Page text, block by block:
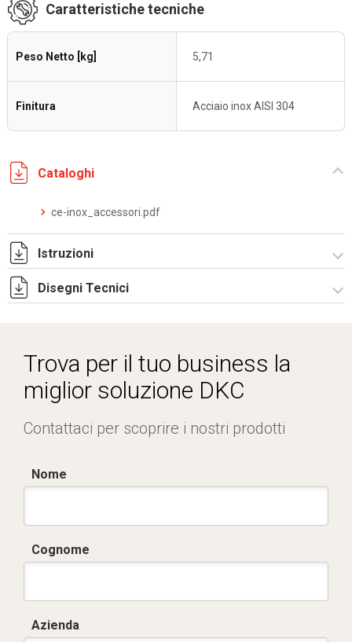
Caratteristiche tecniche
Peso Netto [kg] 5,71
Finitura Acciaio inox AISI 304
Cataloghi
ce-inox_accessori.pdf
Istruzioni
Istruzioni di montaggio TM_PFC_stampa.pdf
Disegni Tecnici
Trova per il tuo business la
miglior soluzione DKC
Contattaci per scoprire i nostri prodotti
Nome
Cognome
Azienda